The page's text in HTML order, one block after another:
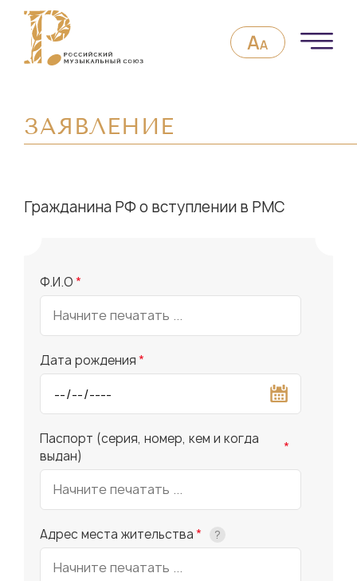
ЗАЯВЛЕНИЕ
Гражданина РФ о вступлении в РМС
Ф.И.О*
Дата рождения*
Паспорт (серия, номер, кем и когда
выдан)
*
Адрес места жительства* ?